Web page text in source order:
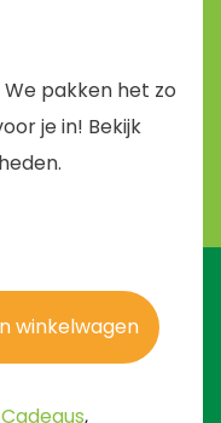
pakken het zo
je in! Bekijk
winkelwagen
Cadeaus,